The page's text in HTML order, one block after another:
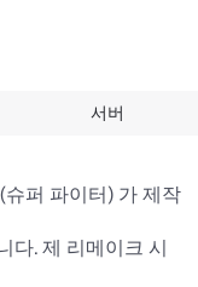
서버
퍼 파이터) 가 제작
다. 제 리메이크 시